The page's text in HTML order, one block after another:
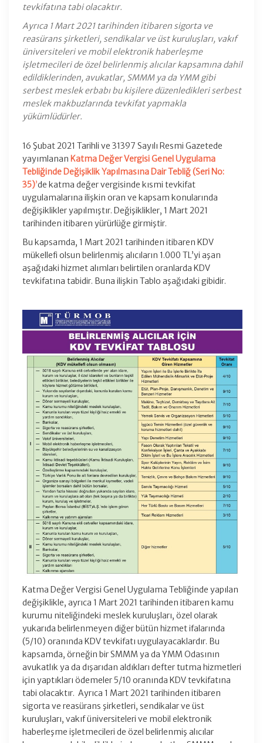
tevkifatına tabi olacaktır.
Ayrıca 1 Mart 2021 tarihinden itibaren sigorta ve
reasürans şirketleri, sendikalar ve üst kuruluşları, vakıf
üniversiteleri ve mobil elektronik haberleşme
işletmecileri de özel belirlenmiş alıcılar kapsamına dahil
edildiklerinden, avukatlar, SMMM ya da YMM gibi
serbest meslek erbabı bu kişilere düzenledikleri serbest
meslek makbuzlarında tevkifat yapmakla
yükümlüdürler.
16 Şubat 2021 Tarihli ve 31397 Sayılı Resmi Gazetede
yayımlanan Katma Değer Vergisi Genel Uygulama
Tebliğinde Değişiklik Yapılmasına Dair Tebliğ (Seri No:
35)’de katma değer vergisinde kısmi tevkifat
uygulamalarına ilişkin oran ve kapsam konularında
değişiklikler yapılmıştır. Değişiklikler, 1 Mart 2021
tarihinden itibaren yürürlüğe girmiştir.
Bu kapsamda, 1 Mart 2021 tarihinden itibaren KDV
mükellefi olsun belirlenmiş alıcıların 1.000 TL’yi aşan
aşağıdaki hizmet alımları belirtilen oranlarda KDV
tevkifatına tabidir. Buna ilişkin Tablo aşağıdaki gibidir.
Katma Değer Vergisi Genel Uygulama Tebliğinde yapılan
değişiklikle, ayrıca 1 Mart 2021 tarihinden itibaren kamu
kurumu niteliğindeki meslek kuruluşları, özel olarak
yukarıda belirlenmeyen diğer bütün hizmet ifalarında
(5/10) oranında KDV tevkifatı uygulayacaklardır. Bu
kapsamda, örneğin bir SMMM ya da YMM Odasının
avukatlık ya da dışarıdan aldıkları defter tutma hizmetleri
için yaptıkları ödemeler 5/10 oranında KDV tevkifatına
tabi olacaktır. Ayrıca 1 Mart 2021 tarihinden itibaren
sigorta ve reasürans şirketleri, sendikalar ve üst
kuruluşları, vakıf üniversiteleri ve mobil elektronik
haberleşme işletmecileri de özel belirlenmiş alıcılar